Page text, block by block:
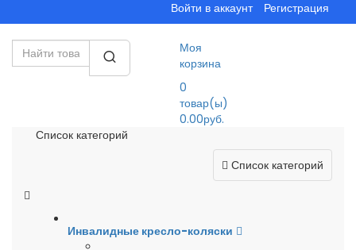
Войти в аккаунт Регистрация
Моя
корзина
0
товар(ы)
0.00руб.
Список категорий
Список категорий
Инвалидные кресло-коляски